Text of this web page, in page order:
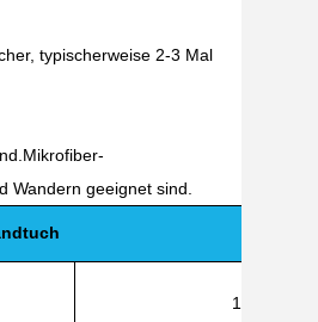
typischerweise 2-3 Mal
Wandern geeignet sind.
140 bis